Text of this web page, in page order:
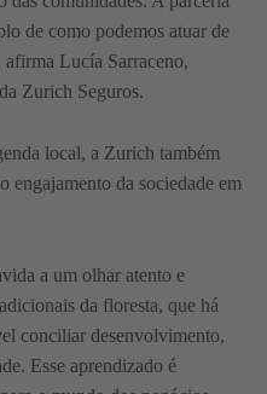
de como podemos atuar de
afirma Lucía Sarraceno,
Zurich Seguros.
local, a Zurich também
engajamento da sociedade em
a um olhar atento e
da floresta, que há
conciliar desenvolvimento,
Esse aprendizado é